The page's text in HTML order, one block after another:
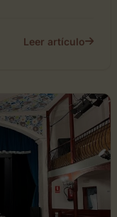
Leer artículo